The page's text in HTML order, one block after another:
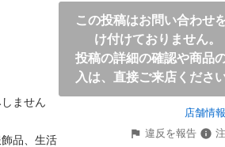
ません
品、生活
この投稿はお問い合わせ
け付けておりません。
投稿の詳細の確認や商品
入は、直接ご来店ください
店舗情
違反を報告